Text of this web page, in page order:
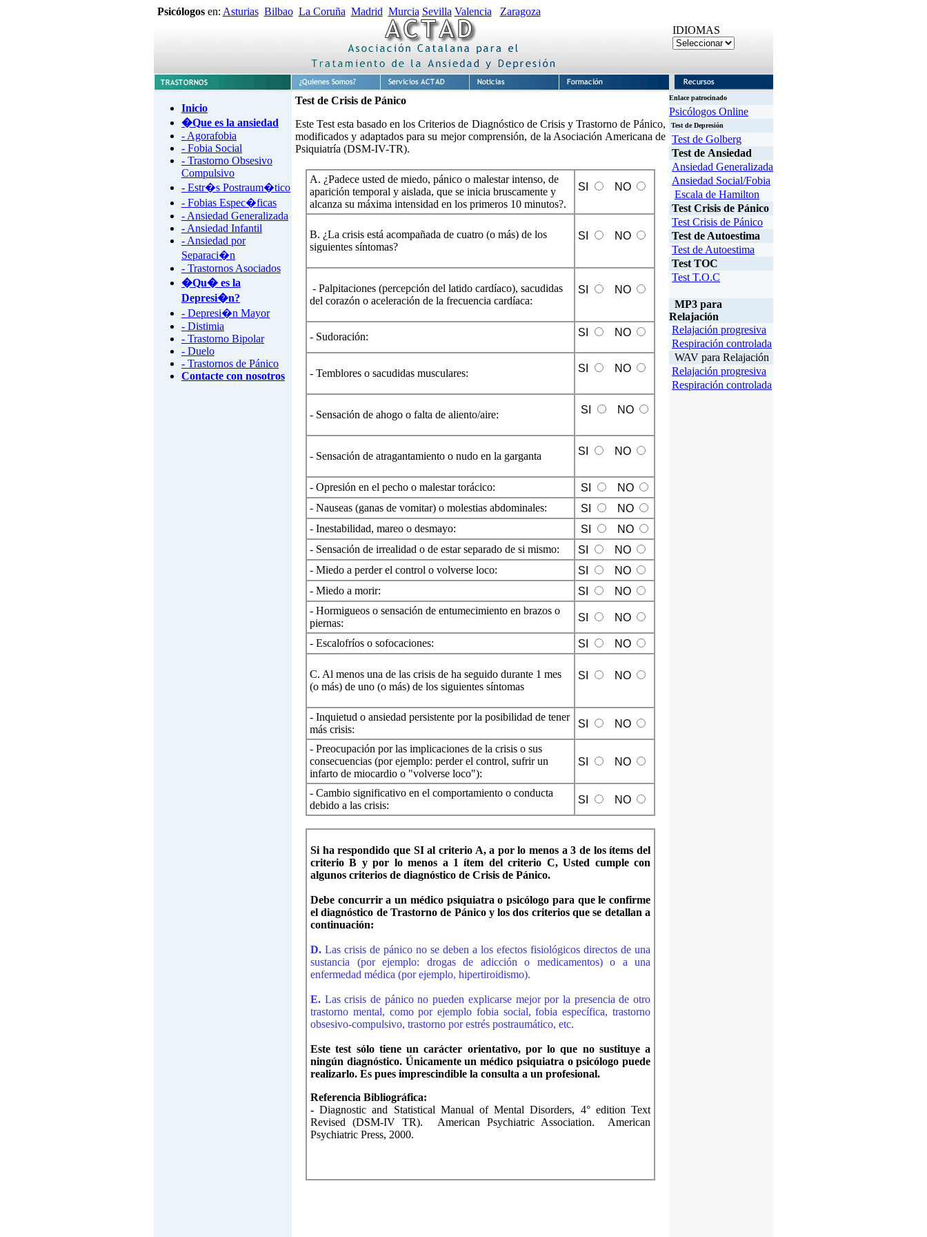
Psicólogosen: Asturias Bilbao La Coruña Madrid Murcia Sevilla Valencia
Zaragoza
IDIOMAS
Inicio
�Que es la ansiedad
- Agorafobia
- Fobia Social
- Trastorno Obsesivo
Compulsivo
- Estr�s Postraum�tico
- Fobias Espec�ficas
- Ansiedad Generalizada
- Ansiedad Infantil
- Ansiedad por
Separaci�n
- Trastornos Asociados
�Qu� es la
Depresi�n?
- Depresi�n Mayor
- Distimia
- Trastorno Bipolar
- Duelo
- Trastornos de Pánico
Contacte con nosotros
Test de Crisis de Pánico
Este Test esta basado en los Criterios de Diagnóstico de Crisis y Trastorno de Pánico,
modificados y adaptados para su mejor comprensión, de la Asociación Americana de
Psiquiatría (DSM-IV-TR).
A. ¿Padece usted de miedo, pánico o malestar intenso, de
aparición temporal y aislada, que se inicia bruscamente y
alcanza su máxima intensidad en los primeros 10 minutos?.
SI NO
B. ¿La crisis está acompañada de cuatro (o más) de los
siguientes síntomas?
SI NO
- Palpitaciones (percepción del latido cardíaco), sacudidas
del corazón o aceleración de la frecuencia cardíaca:
SI NO
- Sudoración: SI NO
- Temblores o sacudidas musculares: SI NO
- Sensación de ahogo o falta de aliento/aire: SI NO
- Sensación de atragantamiento o nudo en la garganta SI NO
- Opresión en el pecho o malestar torácico: SI
NO
- Nauseas (ganas de vomitar) o molestias abdominales:
SI
NO
- Inestabilidad, mareo o desmayo:
SI
NO
- Sensación de irrealidad o de estar separado de si mismo:
SI
NO
- Miedo a perder el control o volverse loco:
SI
NO
- Miedo a morir:
SI
NO
- Hormigueos o sensación de entumecimiento en brazos o
piernas:
SI NO
- Escalofríos o sofocaciones: SI NO
C. Al menos una de las crisis de ha seguido durante 1 mes
(o más) de uno (o más) de los siguientes síntomas
SI NO
- Inquietud o ansiedad persistente por la posibilidad de tener
más crisis:
SI NO
- Preocupación por las implicaciones de la crisis o sus
consecuencias (por ejemplo: perder el control, sufrir un
infarto de miocardio o "volverse loco"):
SI NO
- Cambio significativo en el comportamiento o conducta
debido a las crisis:
SI NO
Si ha respondido que SI al criterio A, a por lo menos a 3 de los ítems del
criterio B y por lo menos a 1 ítem del criterio C, Usted cumple con
algunos criterios de diagnóstico de Crisis de Pánico.
Debe concurrir a un médico psiquiatra o psicólogo para que le confirme
el diagnóstico de Trastorno de Pánico y los dos criterios que se detallan a
continuación:
D. Las crisis de pánico no se deben a los efectos fisiológicos directos de una
sustancia (por ejemplo: drogas de adicción o medicamentos) o a una
enfermedad médica (por ejemplo, hipertiroidismo).
E. Las crisis de pánico no pueden explicarse mejor por la presencia de otro
trastorno mental, como por ejemplo fobia social, fobia específica, trastorno
obsesivo-compulsivo, trastorno por estrés postraumático, etc.
Este test sólo tiene un carácter orientativo, por lo que no sustituye a
ningún diagnóstico. Únicamente un médico psiquiatra o psicólogo puede
realizarlo. Es pues imprescindible la consulta a un profesional.
Referencia Bibliográfica:
-Diagnostic and Statistical Manual of Mental Disorders, 4° edition Text
Revised (DSM-IV TR). American Psychiatric Association. American
Psychiatric Press, 2000.
Enlace patrocinado
Psicólogos Online
Test de Depresión
Test de Golberg
Test de Ansiedad
Ansiedad Generalizada
Ansiedad Social/Fobia
Escala de Hamilton
Test Crisis de Pánico
Test Crisis de Pánico
Test de Autoestima
Test de Autoestima
Test TOC
Test T.O.C
MP3 para
Relajación
Relajación progresiva
Respiración controlada
WAV para Relajación
Relajación progresiva
Respiración controlada